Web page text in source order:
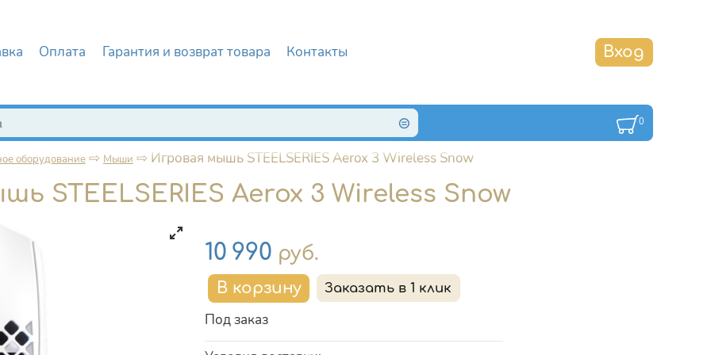
Оплата Гарантия и возврат товара Контакты
0
оборудование⇨ Мыши ⇨ Игровая мышь STEELSERIES Aerox 3 Wireless Snow
STEELSERIES Aerox 3 Wireless Snow
Цена
10 990 руб.
Под заказ